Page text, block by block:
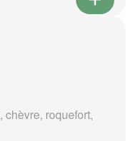
chèvre, roquefort,